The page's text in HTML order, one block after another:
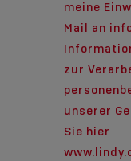
meine
Mail an
zur
unserer
Sie hier